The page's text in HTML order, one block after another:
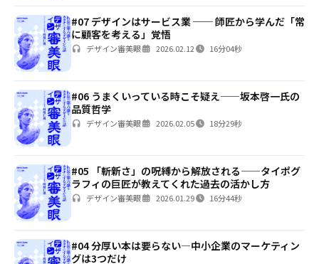
#07 デザインはサービス業 ── 師匠から学んだ「常
に顧客を考える」覚悟
デザイン審美眼 2026.02.12 16分04秒
#06 うまくいっている時こそ疑え——坂本啓一氏の
品質哲学
デザイン審美眼 2026.02.05 18分29秒
#05 「斬新さ」の呪縛から解放される——タイポグ
ラフィの巨匠が教えてくれた過去の活かし方
デザイン審美眼 2026.01.29 16分44秒
#04 分厚い本は要らない—中小企業のマーケティン
グは3つだけ